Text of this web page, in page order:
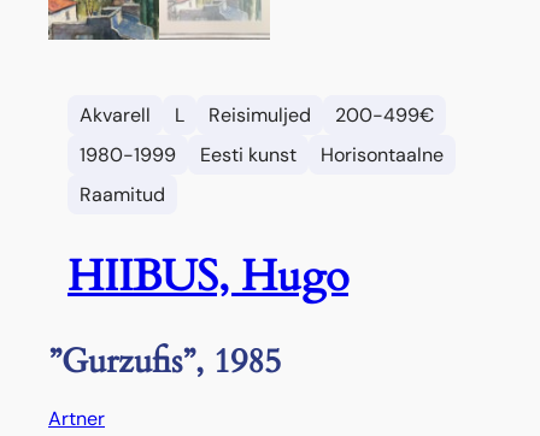
Akvarell L Reisimuljed
200-499€
1980-1999
Eesti kunst
Horisontaalne
Raamitud
HIIBUS, Hugo
”Gurzufis”, 1985
Artner